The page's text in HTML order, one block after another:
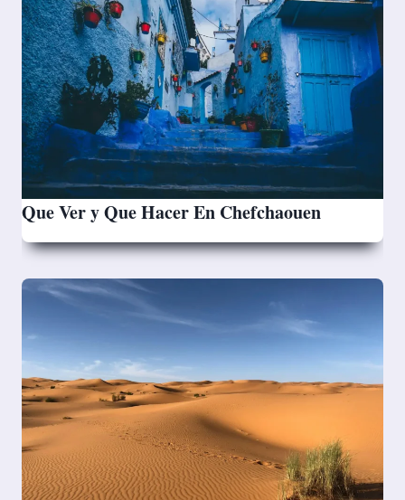
Que Ver y Que Hacer En Chefchaouen